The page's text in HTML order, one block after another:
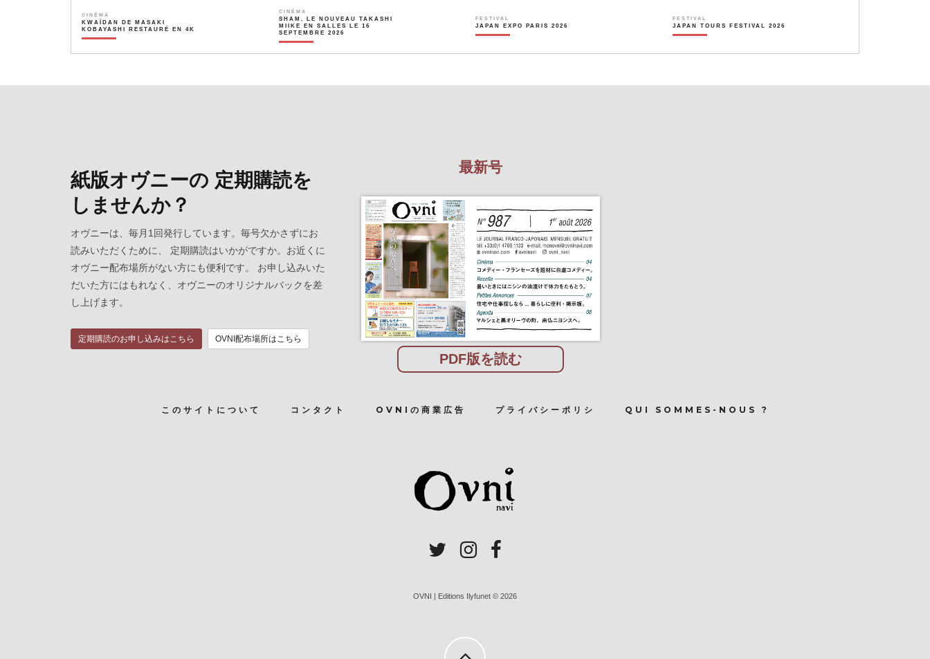
CINÉMA
KWAÏDAN DE MASAKI
KOBAYASHI RESTAURÉ EN 4K
CINÉMA
SHAM, LE NOUVEAU TAKASHI
MIIKE EN SALLES LE 16
SEPTEMBRE 2026
FESTIVAL
JAPAN EXPO PARIS 2026
FESTIVAL
JAPAN TOURS FESTIVAL 2026
紙版オヴニーの 定期購読を
しませんか？
オヴニーは、毎月1回発行しています。毎号欠かさずにお
読みいただくために、 定期購読はいかがですか。お近くに
オヴニー配布場所がない方にも便利です。 お申し込みいた
だいた方にはもれなく、オヴニーのオリジナルバックを差
し上げます。
定期購読のお申し込みはこちら OVNI配布場所はこちら
最新号
PDF版を読む
このサイトについて コンタクト OVNIの商業広告 プライバシーポリシ QUI SOMMES-NOUS ?
OVNI | Editions Ilyfunet © 2026